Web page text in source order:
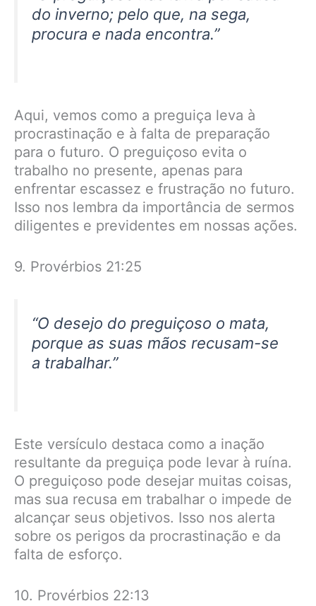
do inverno; pelo que, na sega,
procura e nada encontra.”
Aqui, vemos como a preguiça leva à
procrastinação e à falta de preparação
para o futuro. O preguiçoso evita o
trabalho no presente, apenas para
enfrentar escassez e frustração no futuro.
Isso nos lembra da importância de sermos
diligentes e previdentes em nossas ações.
9. Provérbios 21:25
“O desejo do preguiçoso o mata,
porque as suas mãos recusam-se
a trabalhar.”
Este versículo destaca como a inação
resultante da preguiça pode levar à ruína.
O preguiçoso pode desejar muitas coisas,
mas sua recusa em trabalhar o impede de
alcançar seus objetivos. Isso nos alerta
sobre os perigos da procrastinação e da
falta de esforço.
10. Provérbios 22:13